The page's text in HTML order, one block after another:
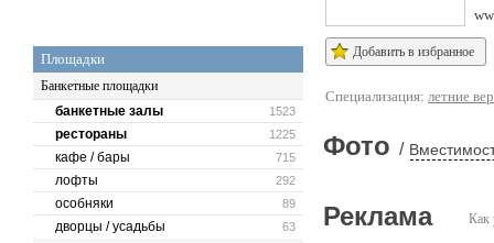
Площадки
Банкетные площадки
1523
банкетные залы
1225
рестораны
715
кафе / бары
292
лофты
89
особняки
63
дворцы / усадьбы
Добавить в избранное
Специализация: летние
Фото /
Как
Реклама